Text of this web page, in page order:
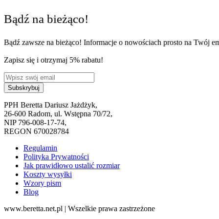
Bądź na bieżąco!
Bądź zawsze na bieżąco! Informacje o nowościach prosto na Twój
Zapisz się i otrzymaj 5% rabatu!
PPH Beretta Dariusz Jażdżyk,
26-600 Radom, ul. Wstępna 70/72,
NIP 796-008-17-74,
REGON 670028784
Regulamin
Polityka Prywatności
Jak prawidłowo ustalić rozmiar
Koszty wysyłki
Wzory pism
Blog
www.beretta.net.pl | Wszelkie prawa zastrzeżone